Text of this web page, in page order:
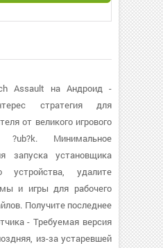
Assault на Андроид -
стратегия для
от великого игрового
?ub?k. Минимальное
запуска установщика
удалите
и игры для рабочего
Получите последнее
- Требуемая версия
из-за устаревшей